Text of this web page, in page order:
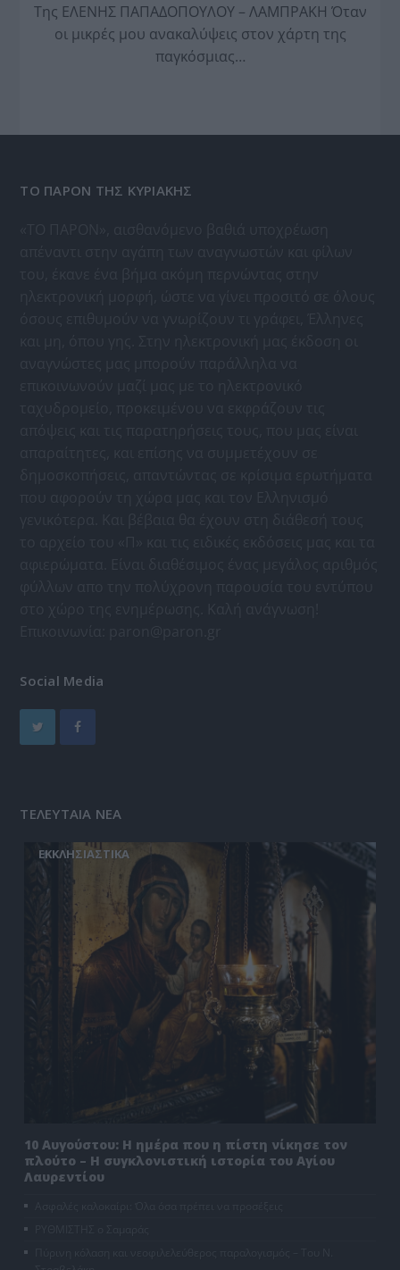
Της ΕΛΕΝΗΣ ΠΑΠΑΔΟΠΟΥΛΟΥ – ΛΑΜΠΡΑΚΗ Όταν
οι μικρές μου ανακαλύψεις στον χάρτη της
παγκόσμιας…
ΤΟ ΠΑΡΟΝ ΤΗΣ ΚΥΡΙΑΚΗΣ
Social Media
ΤΕΛΕΥΤΑΙΑ ΝΕΑ
ΕΚΚΛΗΣΙΑΣΤΙΚΑ
10 Αυγούστου: Η ημέρα που η πίστη νίκησε τον
πλούτο – Η συγκλονιστική ιστορία του Αγίου
Λαυρεντίου